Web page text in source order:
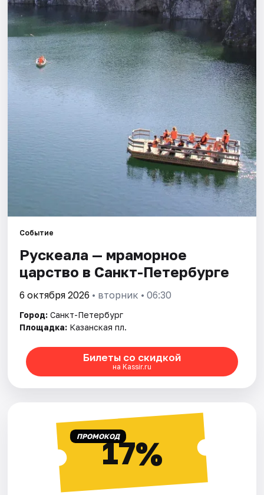
Площадки
Артисты
Рейтинги
Событие
Рускеала — мраморное
царство в Санкт-Петербурге
6 октября 2026 • вторник • 06:30
Город: Санкт-Петербург
Площадка: Казанская пл.
Билеты со скидкой
на Kassir.ru
ПРОМОКОД17%